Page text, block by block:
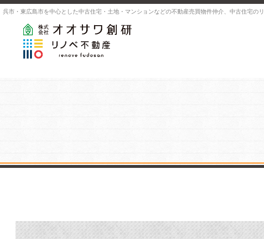
呉市・東広島市を中心とした中古住宅・土地・マンションなどの不動産売買物件仲介、中古住宅の